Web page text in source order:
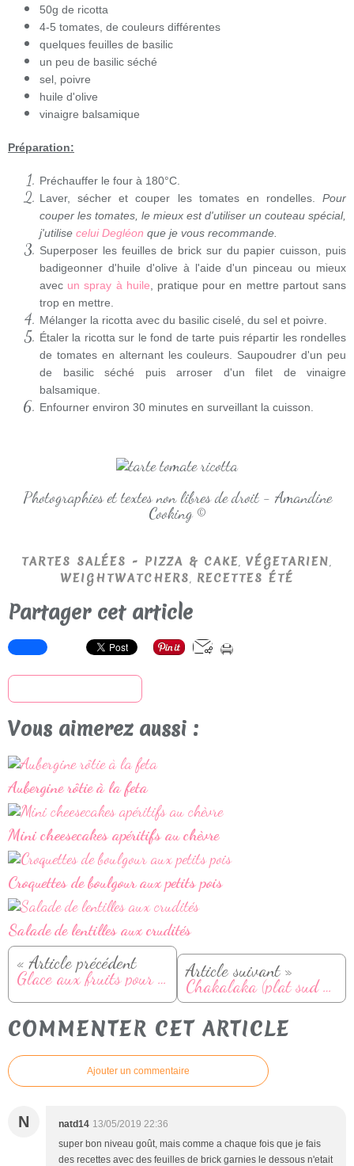
50g de ricotta
4-5 tomates, de couleurs différentes
quelques feuilles de basilic
un peu de basilic séché
sel, poivre
huile d'olive
vinaigre balsamique
Préparation:
Préchauffer le four à 180°C.
Laver, sécher et couper les tomates en rondelles. Pour
couper les tomates, le mieux est d'utiliser un couteau spécial,
j'utilise celui Degléon que je vous recommande.
Superposer les feuilles de brick sur du papier cuisson, puis
badigeonner d'huile d'olive à l'aide d'un pinceau ou mieux
avec un spray à huile, pratique pour en mettre partout sans
trop en mettre.
Mélanger la ricotta avec du basilic ciselé, du sel et poivre.
Étaler la ricotta sur le fond de tarte puis répartir les rondelles
de tomates en alternant les couleurs. Saupoudrer d'un peu
de basilic séché puis arroser d'un filet de vinaigre
balsamique.
Enfourner environ 30 minutes en surveillant la cuisson.
Photographies et textes non libres de droit - Amandine
Cooking ©
TARTES SALÉES - PIZZA & CAKE, VÉGETARIEN,
WEIGHTWATCHERS, RECETTES ÉTÉ
Partager cet article
Vous aimerez aussi :
Aubergine rôtie à la feta
Mini cheesecakes apéritifs au chèvre
Croquettes de boulgour aux petits pois
Salade de lentilles aux crudités
« Article précédent
Glace aux fruits pour les enfants Article suivant »
Chakalaka (plat sud africain)
COMMENTER CET ARTICLE
Ajouter un commentaire
N natd14 13/05/2019 22:36
super bon niveau goût, mais comme a chaque fois que je fais
des recettes avec des feuilles de brick garnies le dessous n'etait